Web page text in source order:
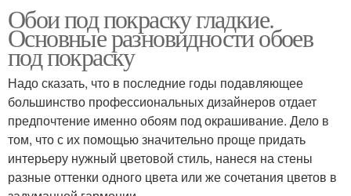
Обои под покраску гладкие.
Основные разновидности обоев
под покраску
Надо сказать, что в последние годы подавляющее
большинство профессиональных дизайнеров отдает
предпочтение именно обоям под окрашивание. Дело в
том, что с их помощью значительно проще придать
интерьеру нужный цветовой стиль, нанеся на стены
разные оттенки одного цвета или же сочетания цветов в